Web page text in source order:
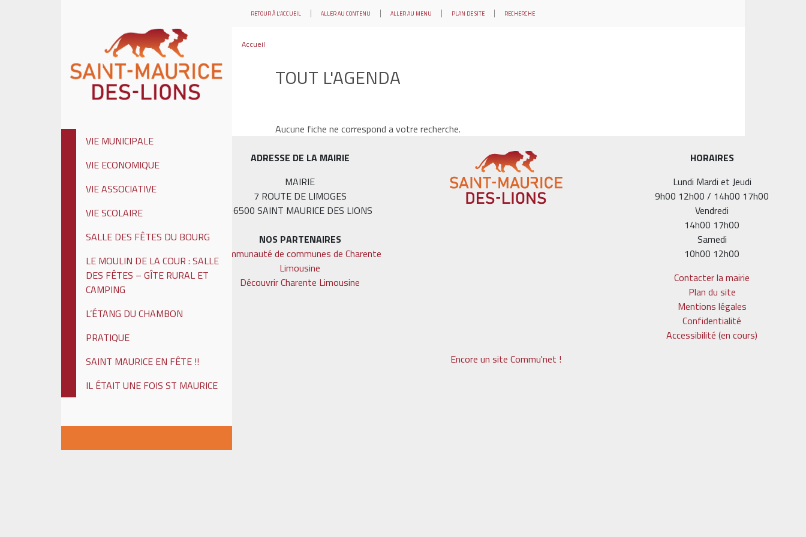
RETOUR À L'ACCUEIL ALLER AU CONTENU ALLER AU MENU PLAN DE SITE RECHERCHE
VIE MUNICIPALE
VIE ECONOMIQUE
VIE ASSOCIATIVE
VIE SCOLAIRE
SALLE DES FÊTES DU BOURG
LE MOULIN DE LA COUR : SALLE
DES FÊTES – GÎTE RURAL ET
CAMPING
L’ÉTANG DU CHAMBON
PRATIQUE
SAINT MAURICE EN FÊTE !!
IL ÉTAIT UNE FOIS ST MAURICE
Accueil
TOUT L'AGENDA
Aucune fiche ne correspond a votre recherche.
ADRESSE DE LA MAIRIE
MAIRIE
7 ROUTE DE LIMOGES
16500 SAINT MAURICE DES LIONS
NOS PARTENAIRES
Communauté de communes de Charente
Limousine
Découvrir Charente Limousine
HORAIRES
Lundi Mardi et Jeudi
9h00 12h00 / 14h00 17h00
Vendredi
14h00 17h00
Samedi
10h00 12h00
Contacter la mairie
Plan du site
Mentions légales
Confidentialité
Accessibilité (en cours)
Encore un site Commu'net !